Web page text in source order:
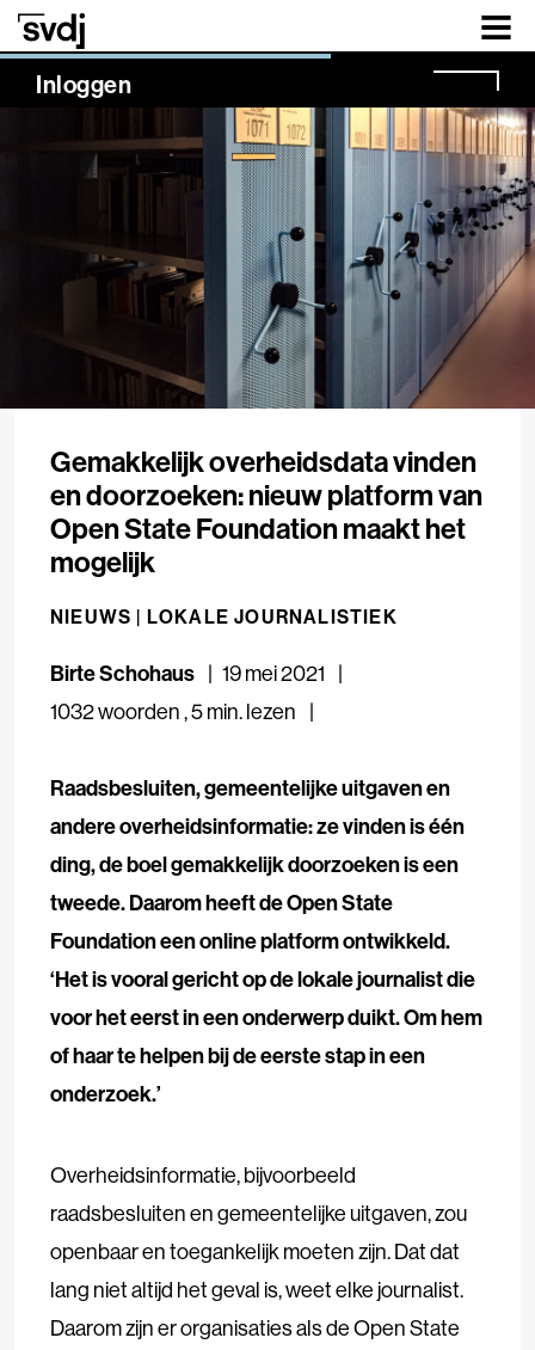
Naar hoofdinhoud
Inloggen
NaN%
Gemakkelijk overheidsdata vinden
en doorzoeken: nieuw platform van
Open State Foundation maakt het
mogelijk
NIEUWS | LOKALE JOURNALISTIEK
Birte Schohaus
19 mei 2021
1032 woorden,5 min. lezen
Raadsbesluiten, gemeentelijke uitgaven en
andere overheidsinformatie: ze vinden is één
ding, de boel gemakkelijk doorzoeken is een
tweede. Daarom heeft de Open State
Foundation een online platform ontwikkeld.
‘Het is vooral gericht op de lokale journalist die
voor het eerst in een onderwerp duikt. Om hem
of haar te helpen bij de eerste stap in een
onderzoek.’
Overheidsinformatie, bijvoorbeeld
raadsbesluiten en gemeentelijke uitgaven, zou
openbaar en toegankelijk moeten zijn. Dat dat
lang niet altijd het geval is, weet elke journalist.
Daarom zijn er organisaties als de Open State